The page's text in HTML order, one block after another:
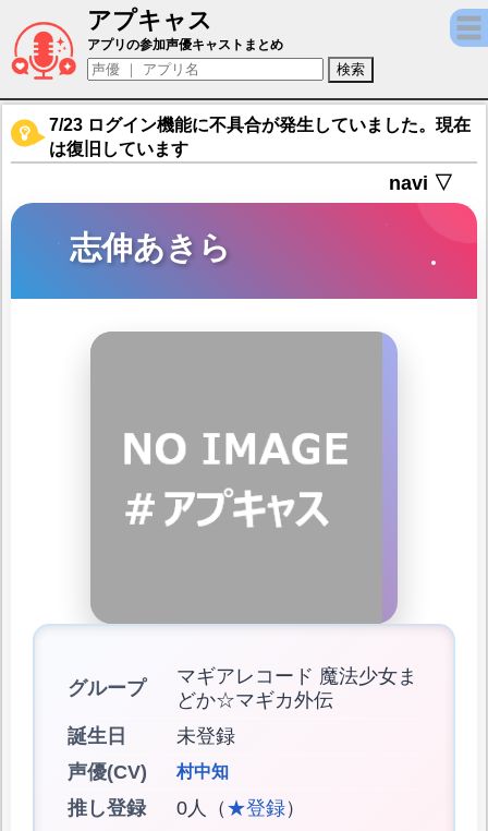
アプキャス
志伸あきら（声優：村中知)【マギアレコー
アプリの参加声優キャストまとめ
7/23 ログイン機能に不具合が発生していました。現在
は復旧しています
navi ▽
志伸あきら
グループ
マギアレコード 魔法少女ま
どか☆マギカ外伝
誕生日
未登録
声優(CV)
村中知
推し登録 0人（ ★登録）